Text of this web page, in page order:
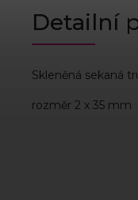
Detailní
Skleněná sekaná
rozměr 2 x 35 mm